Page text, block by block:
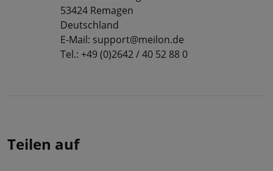
53424 Remagen
Deutschland
E-Mail: support@meilon.de
Tel.: +49 (0)2642 / 40 52 88 0
Teilen auf